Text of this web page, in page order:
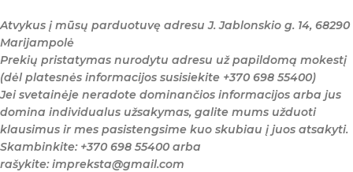
Atvykus į mūsų parduotuvę adresu J. Jablonskio g. 14, 68290
Marijampolė
Prekių pristatymas nurodytu adresu už papildomą mokestį
(dėl platesnės informacijos susisiekite +370 698 55400)
Jei svetainėje neradote dominančios informacijos arba jus
domina individualus užsakymas, galite mums užduoti
klausimus ir mes pasistengsime kuo skubiau į juos atsakyti.
Skambinkite: +370 698 55400 arba
rašykite: impreksta@gmail.com